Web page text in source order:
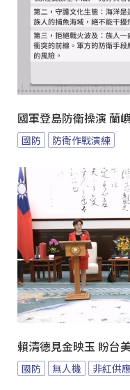
國軍登島防衛操演 蘭
國防 防衛作戰演練
賴清德見金映玉 盼台
國防 無人機 非紅供